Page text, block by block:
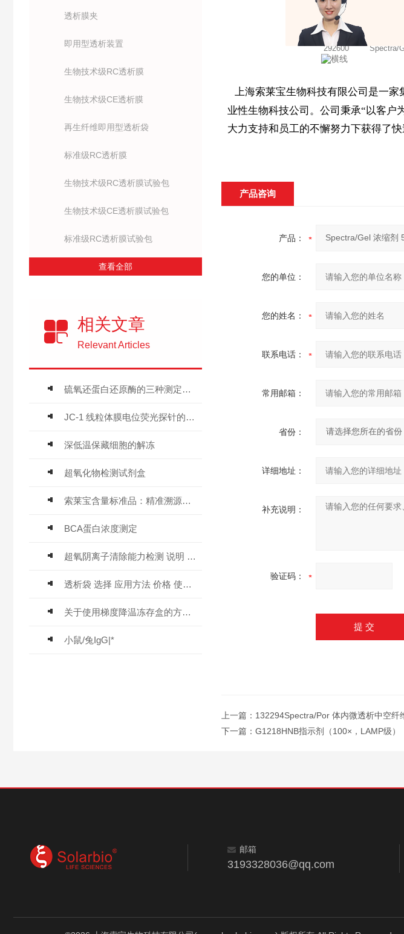
透析膜夹
即用型透析装置
生物技术级RC透析膜
生物技术级CE透析膜
再生纤维即用型透析袋
标准级RC透析膜
生物技术级RC透析膜试验包
生物技术级CE透析膜试验包
标准级RC透析膜试验包
查看全部
相关文章
Relevant Articles
硫氧还蛋白还原酶的三种测定方法
JC-1 线粒体膜电位荧光探针的工作原理
深低温保藏细胞的解冻
超氧化物检测试剂盒
索莱宝含量标准品：精准溯源的科研基石，品质控制的信赖之选
BCA蛋白浓度测定
超氧阴离子清除能力检测 说明 技术文章
透析袋 选择 应用方法 价格 使用 透析袋夹子
关于使用梯度降温冻存盒的方法及注意事项尽在本篇
小鼠/兔IgG|*
低样品体积。结束后，
订购信息
产品编号
292600
Spectra/
上海索莱宝生物科技有限公司是一
业性生物科技公司。公司秉承“以客户
大力支持和员工的不懈努力下获得了快
产品咨询
产品：
您的单位：
您的姓名：
联系电话：
常用邮箱：
省份：
详细地址：
补充说明：
验证码：
上一篇： 132294Spectra/Por 体内微透析中空纤
下一篇： G1218HNB指示剂（100×，LAMP级）
邮箱
3193328036@qq.com